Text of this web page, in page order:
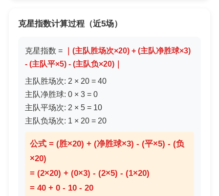
克星指数计算过程（近5场）
克星指数 =
｜(主队胜场次×20) + (主队净胜球×3)
- (主队平×5) - (主队负×20)｜
主队胜场次: 2 × 20 = 40
主队净胜球: 0 × 3 = 0
主队平场次: 2 × 5 = 10
主队负场次: 1 × 20 = 20
公式 = (胜×20) + (净胜球×3) - (平×5) - (负
×20)
= (2×20) + (0×3) - (2×5) - (1×20)
= 40 + 0 - 10 - 20